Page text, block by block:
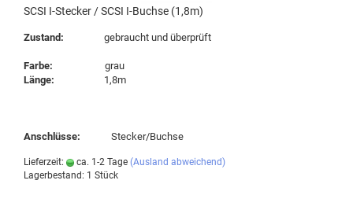
SCSI I-Stecker / SCSI I-Buchse (1,8m)
Zustand: gebraucht und überprüft
Farbe: grau
Länge:
1,8m
Anschlüsse: Stecker/Buchse
Lieferzeit: ca. 1-2 Tage (Ausland abweichend)
Lagerbestand: 1 Stück